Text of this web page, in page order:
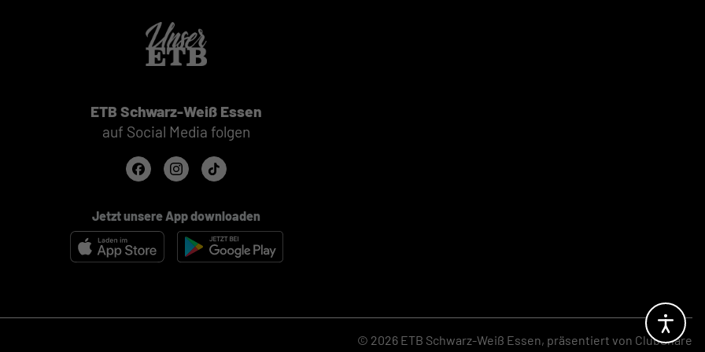
ETB Schwarz-Weiß Essen
auf Social Media folgen
Jetzt unsere App downloaden
© 2026 ETB Schwarz-Weiß Essen, präsentiert von ClubShare